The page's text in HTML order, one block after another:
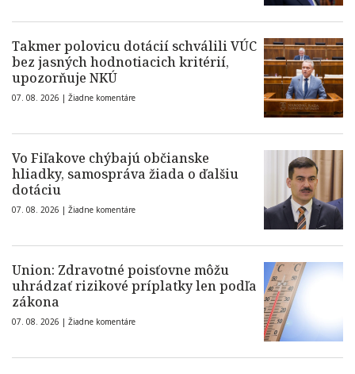
Takmer polovicu dotácií schválili VÚC
bez jasných hodnotiacich kritérií,
upozorňuje NKÚ
07. 08. 2026 | Žiadne komentáre
Vo Fiľakove chýbajú občianske
hliadky, samospráva žiada o ďalšiu
dotáciu
07. 08. 2026 | Žiadne komentáre
Union: Zdravotné poisťovne môžu
uhrádzať rizikové príplatky len podľa
zákona
07. 08. 2026 | Žiadne komentáre